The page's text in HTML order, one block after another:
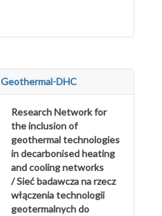
Geothermal-DHC
Research Network for
the inclusion of
geothermal technologies
in decarbonised heating
and cooling networks
/ Sieć badawcza na rzecz
włączenia technologii
geotermalnych do